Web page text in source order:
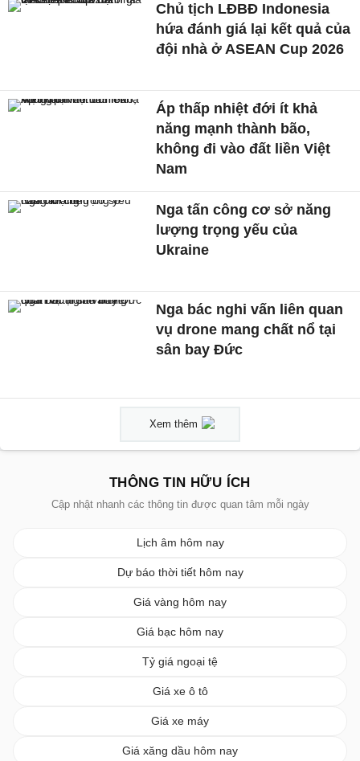
Chủ tịch LĐBĐ Indonesia
hứa đánh giá lại kết quả của
đội nhà ở ASEAN Cup 2026
Áp thấp nhiệt đới ít khả
năng mạnh thành bão,
không đi vào đất liền Việt
Nam
Nga tấn công cơ sở năng
lượng trọng yếu của
Ukraine
Nga bác nghi vấn liên quan
vụ drone mang chất nổ tại
sân bay Đức
Xem thêm
THÔNG TIN HỮU ÍCH
Cập nhật nhanh các thông tin được quan tâm mỗi ngày
Lịch âm hôm nay
Dự báo thời tiết hôm nay
Giá vàng hôm nay
Giá bạc hôm nay
Tỷ giá ngoại tệ
Giá xe ô tô
Giá xe máy
Giá xăng dầu hôm nay